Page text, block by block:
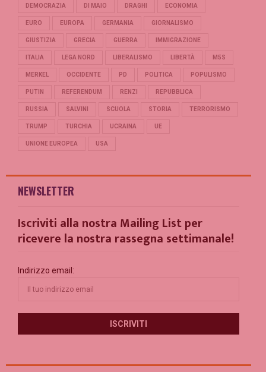
DEMOCRAZIA DI MAIO DRAGHI ECONOMIA
EURO EUROPA GERMANIA GIORNALISMO
GIUSTIZIA GRECIA GUERRA IMMIGRAZIONE
ITALIA LEGA NORD LIBERALISMO LIBERTÀ M5S
MERKEL OCCIDENTE PD POLITICA POPULISMO
PUTIN REFERENDUM RENZI REPUBBLICA
RUSSIA SALVINI SCUOLA STORIA TERRORISMO
TRUMP TURCHIA UCRAINA UE
UNIONE EUROPEA USA
NEWSLETTER
Iscriviti alla nostra Mailing List per
ricevere la nostra rassegna settimanale!
Indirizzo email: